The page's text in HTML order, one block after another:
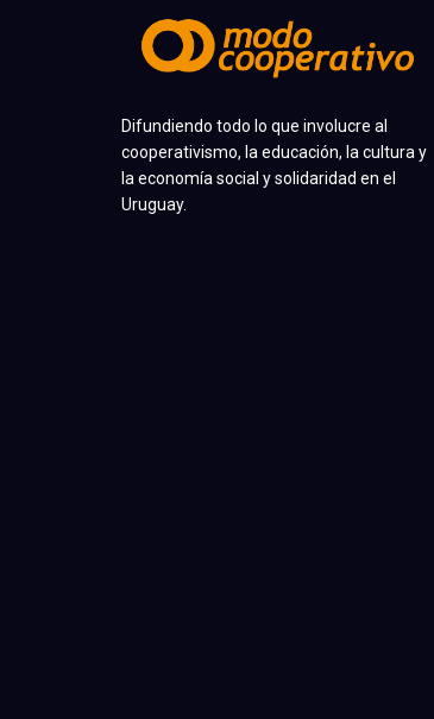
Difundiendo todo lo que involucre al
cooperativismo, la educación, la cultura y
la economía social y solidaridad en el
Uruguay.